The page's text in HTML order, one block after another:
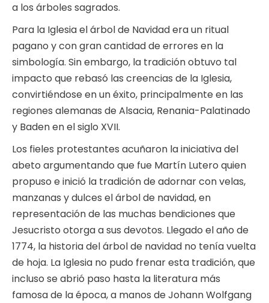
a los árboles sagrados.
Para la Iglesia el árbol de Navidad era un ritual
pagano y con gran cantidad de errores en la
simbología. Sin embargo, la tradición obtuvo tal
impacto que rebasó las creencias de la Iglesia,
convirtiéndose en un éxito, principalmente en las
regiones alemanas de Alsacia, Renania-Palatinado
y Baden en el siglo XVII.
Los fieles protestantes acuñaron la iniciativa del
abeto argumentando que fue Martín Lutero quien
propuso e inició la tradición de adornar con velas,
manzanas y dulces el árbol de navidad, en
representación de las muchas bendiciones que
Jesucristo otorga a sus devotos. Llegado el año de
1774, la historia del árbol de navidad no tenía vuelta
de hoja. La Iglesia no pudo frenar esta tradición, que
incluso se abrió paso hasta la literatura más
famosa de la época, a manos de Johann Wolfgang